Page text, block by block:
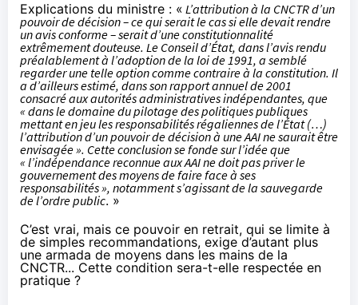
Explications du ministre : « L’attribution à la CNCTR d’un
pouvoir de décision – ce qui serait le cas si elle devait rendre
un avis conforme – serait d’une constitutionnalité
extrêmement douteuse. Le Conseil d’État, dans l’avis rendu
préalablement à l’adoption de la loi de 1991, a semblé
regarder une telle option comme contraire à la constitution. Il
a d’ailleurs estimé, dans son rapport annuel de 2001
consacré aux autorités administratives indépendantes, que
« dans le domaine du pilotage des politiques publiques
mettant en jeu les responsabilités régaliennes de l’État (…)
l’attribution d’un pouvoir de décision à une AAI ne saurait être
envisagée ». Cette conclusion se fonde sur l’idée que
« l’indépendance reconnue aux AAI ne doit pas priver le
gouvernement des moyens de faire face à ses
responsabilités », notamment s’agissant de la sauvegarde
de l’ordre public. »
C’est vrai, mais ce pouvoir en retrait, qui se limite à
de simples recommandations, exige d’autant plus
une armada de moyens dans les mains de la
CNCTR... Cette condition sera-t-elle respectée en
pratique ?